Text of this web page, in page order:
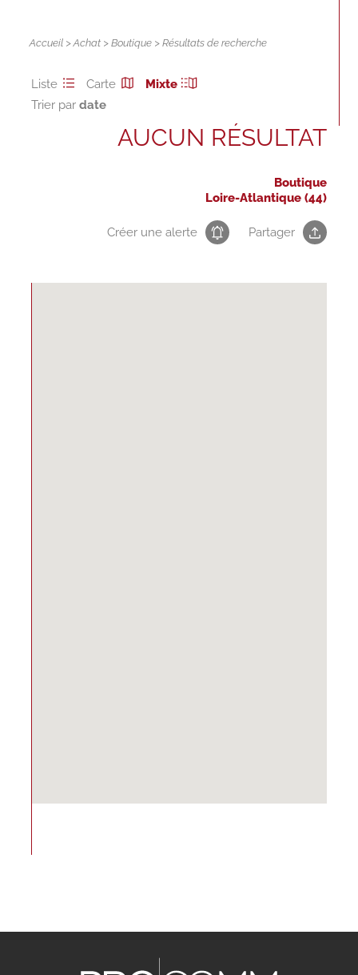
Accueil >Achat >Boutique > Résultats de recherche
Liste Carte
Mixte
Trier par
AUCUN RÉSULTAT
Boutique
Loire-Atlantique (44)
Créer une alerte Partager